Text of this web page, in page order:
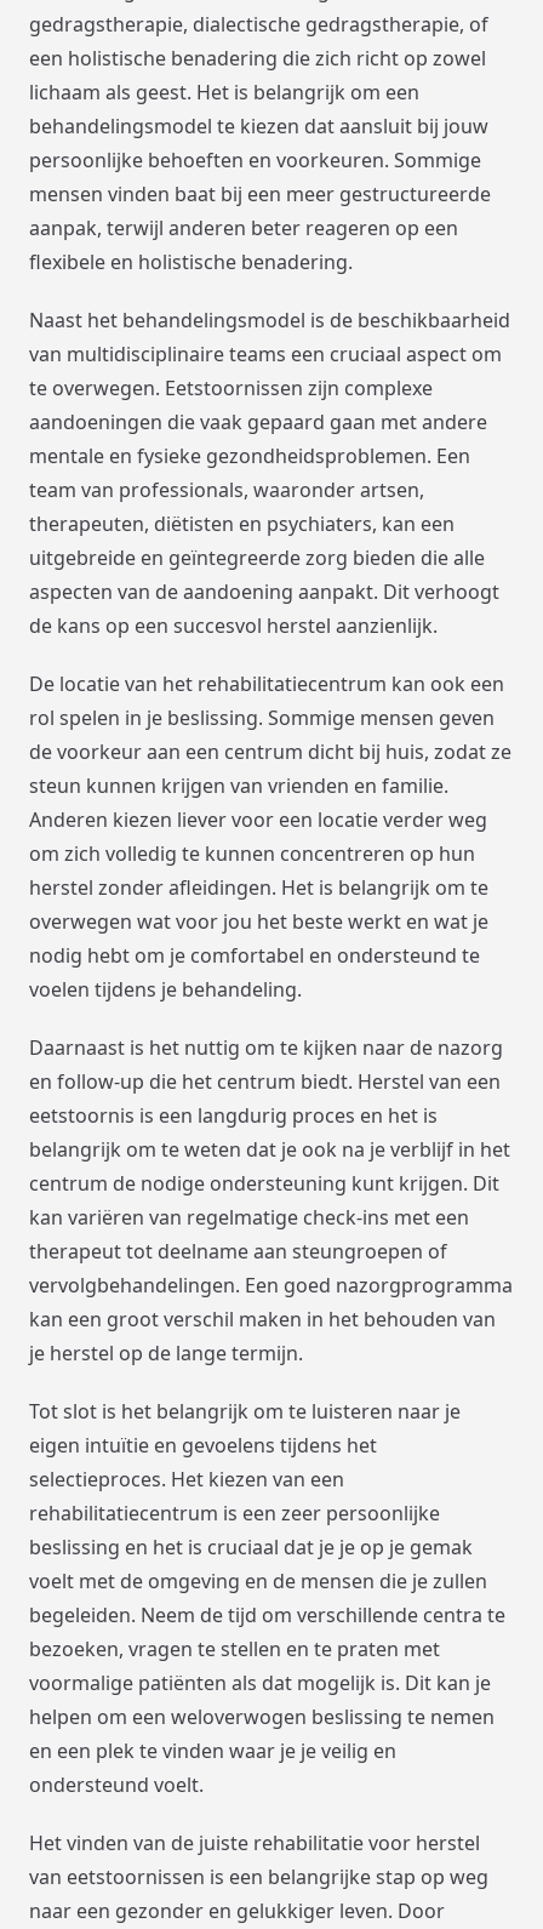
gedragstherapie, dialectische gedragstherapie, of
een holistische benadering die zich richt op zowel
lichaam als geest. Het is belangrijk om een
behandelingsmodel te kiezen dat aansluit bij jouw
persoonlijke behoeften en voorkeuren. Sommige
mensen vinden baat bij een meer gestructureerde
aanpak, terwijl anderen beter reageren op een
flexibele en holistische benadering.
Naast het behandelingsmodel is de beschikbaarheid
van multidisciplinaire teams een cruciaal aspect om
te overwegen. Eetstoornissen zijn complexe
aandoeningen die vaak gepaard gaan met andere
mentale en fysieke gezondheidsproblemen. Een
team van professionals, waaronder artsen,
therapeuten, diëtisten en psychiaters, kan een
uitgebreide en geïntegreerde zorg bieden die alle
aspecten van de aandoening aanpakt. Dit verhoogt
de kans op een succesvol herstel aanzienlijk.
De locatie van het rehabilitatiecentrum kan ook een
rol spelen in je beslissing. Sommige mensen geven
de voorkeur aan een centrum dicht bij huis, zodat ze
steun kunnen krijgen van vrienden en familie.
Anderen kiezen liever voor een locatie verder weg
om zich volledig te kunnen concentreren op hun
herstel zonder afleidingen. Het is belangrijk om te
overwegen wat voor jou het beste werkt en wat je
nodig hebt om je comfortabel en ondersteund te
voelen tijdens je behandeling.
Daarnaast is het nuttig om te kijken naar de nazorg
en follow-up die het centrum biedt. Herstel van een
eetstoornis is een langdurig proces en het is
belangrijk om te weten dat je ook na je verblijf in het
centrum de nodige ondersteuning kunt krijgen. Dit
kan variëren van regelmatige check-ins met een
therapeut tot deelname aan steungroepen of
vervolgbehandelingen. Een goed nazorgprogramma
kan een groot verschil maken in het behouden van
je herstel op de lange termijn.
Tot slot is het belangrijk om te luisteren naar je
eigen intuïtie en gevoelens tijdens het
selectieproces. Het kiezen van een
rehabilitatiecentrum is een zeer persoonlijke
beslissing en het is cruciaal dat je je op je gemak
voelt met de omgeving en de mensen die je zullen
begeleiden. Neem de tijd om verschillende centra te
bezoeken, vragen te stellen en te praten met
voormalige patiënten als dat mogelijk is. Dit kan je
helpen om een weloverwogen beslissing te nemen
en een plek te vinden waar je je veilig en
ondersteund voelt.
Het vinden van de juiste rehabilitatie voor herstel
van eetstoornissen is een belangrijke stap op weg
naar een gezonder en gelukkiger leven. Door